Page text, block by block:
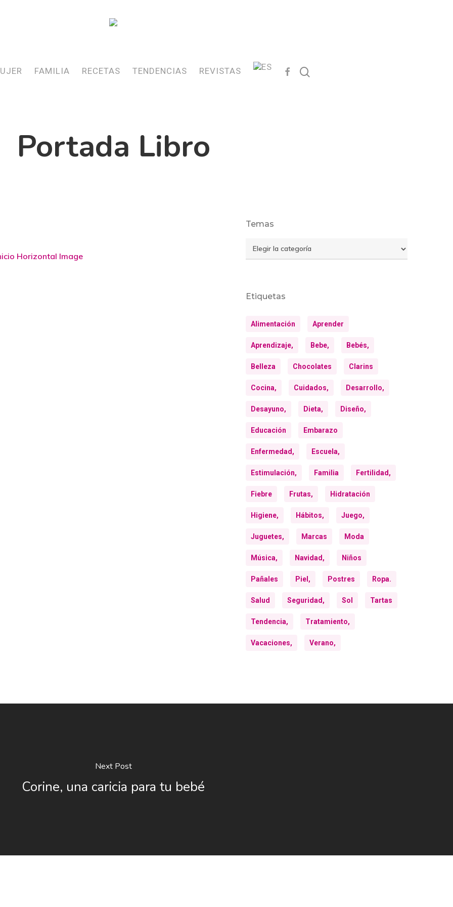
FAMILIA RECETAS TENDENCIAS REVISTAS FACEBOOK
Portada Libro
Temas
Temas
Etiquetas
Alimentación Aprender
Aprendizaje, Bebe, Bebés,
Belleza Chocolates Clarins
Cocina, Cuidados, Desarrollo,
Desayuno, Dieta, Diseño,
Educación Embarazo
Enfermedad, Escuela,
Estimulación, Familia Fertilidad,
Fiebre Frutas, Hidratación
Higiene, Hábitos, Juego,
Juguetes, Marcas Moda
Música, Navidad, Niños
Pañales Piel, Postres Ropa.
Salud Seguridad, Sol Tartas
Tendencia, Tratamiento,
Vacaciones, Verano,
Next Post
Corine, una caricia para tu bebé